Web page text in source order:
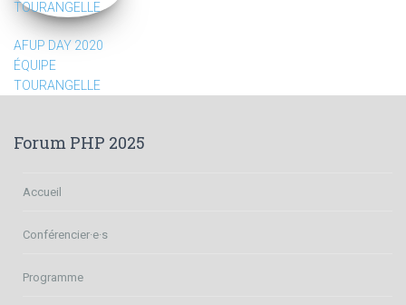
AFUP DAY 2020
ÉQUIPE
TOURANGELLE
Forum PHP 2025
Accueil
Conférencier·e·s
Programme